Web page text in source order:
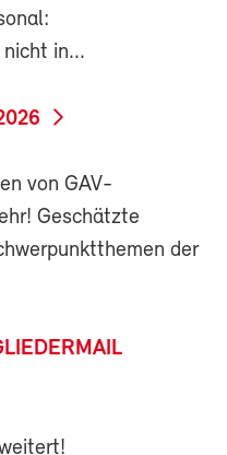
in...
von GAV-
Geschätzte
der
erweitert!